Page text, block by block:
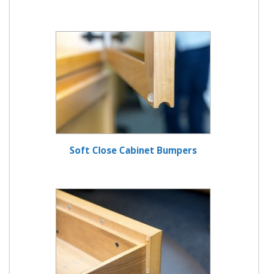
Soft Close Cabinet Bumpers